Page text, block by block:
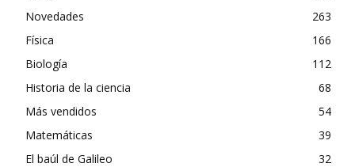
Novedades
263
Física
166
Biología
112
Historia de la ciencia
68
Más vendidos
54
Matemáticas
39
El baúl de Galileo
32